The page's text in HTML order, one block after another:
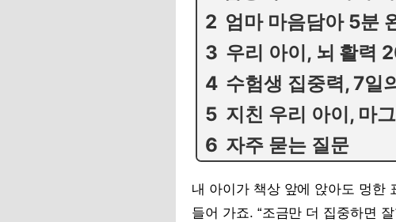
엄마 마음담아 5분
우리 아이, 뇌 활력
수험생 집중력, 7일
지친 우리 아이, 마
자주 묻는 질문
내 아이가 책상 앞에 앉아도 멍한
들어 가죠. “조금만 더 집중하면